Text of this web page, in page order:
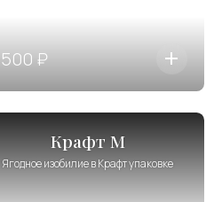
₽
Крафт М
Ягодное изобилие в Крафт упаковке